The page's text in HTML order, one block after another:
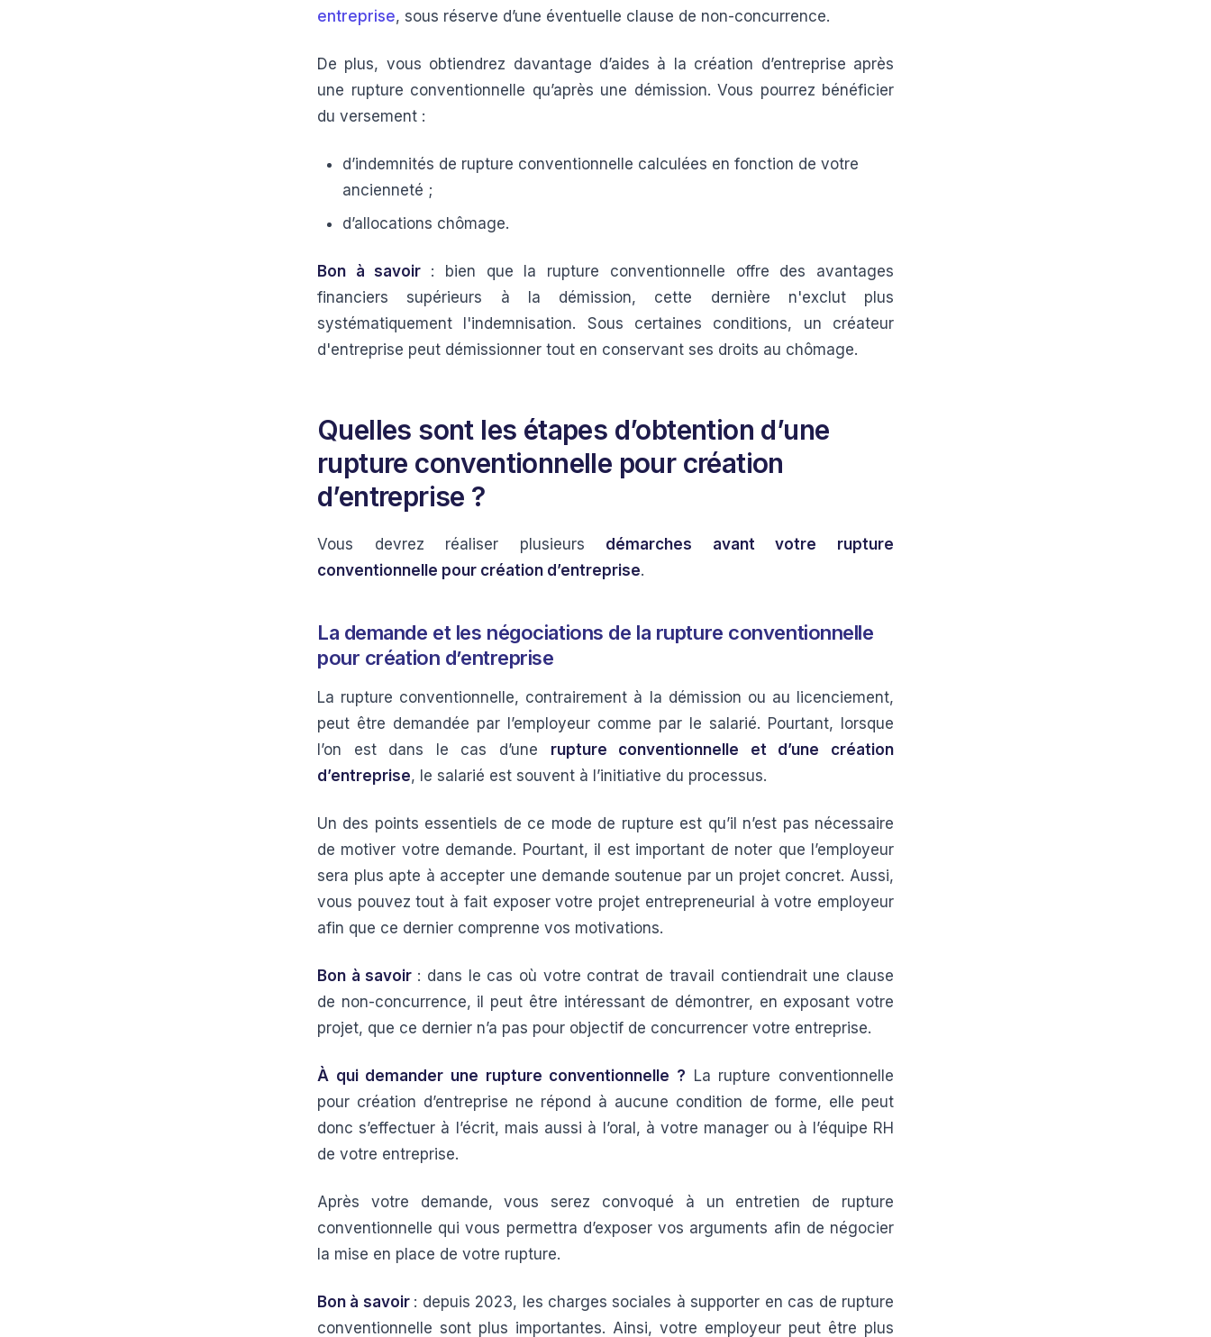
entreprise, sous réserve d’une éventuelle clause de non-concurrence.
De plus, vous obtiendrez davantage d’aides à la création d’entreprise après
une rupture conventionnelle qu’après une démission. Vous pourrez bénéficier
du versement :
d’indemnités de rupture conventionnelle calculées en fonction de votre
ancienneté ;
d’allocations chômage.
Bon à savoir : bien que la rupture conventionnelle offre des avantages
financiers supérieurs à la démission, cette dernière n'exclut plus
systématiquement l'indemnisation. Sous certaines conditions, un créateur
d'entreprise peut démissionner tout en conservant ses droits au chômage.
Quelles sont les étapes d’obtention d’une
rupture conventionnelle pour création
d’entreprise ?
Vous devrez réaliser plusieurs démarches avant votre rupture
conventionnelle pour création d’entreprise.
La demande et les négociations de la rupture conventionnelle
pour création d’entreprise
La rupture conventionnelle, contrairement à la démission ou au licenciement,
peut être demandée par l’employeur comme par le salarié. Pourtant, lorsque
l’on est dans le cas d’une rupture conventionnelle et d’une création
d’entreprise, le salarié est souvent à l’initiative du processus.
Un des points essentiels de ce mode de rupture est qu’il n’est pas nécessaire
de motiver votre demande. Pourtant, il est important de noter que l’employeur
sera plus apte à accepter une demande soutenue par un projet concret. Aussi,
vous pouvez tout à fait exposer votre projet entrepreneurial à votre employeur
afin que ce dernier comprenne vos motivations.
Bon à savoir : dans le cas où votre contrat de travail contiendrait une clause
de non-concurrence, il peut être intéressant de démontrer, en exposant votre
projet, que ce dernier n’a pas pour objectif de concurrencer votre entreprise.
À qui demander une rupture conventionnelle ? La rupture conventionnelle
pour création d’entreprise ne répond à aucune condition de forme, elle peut
donc s’effectuer à l’écrit, mais aussi à l’oral, à votre manager ou à l’équipe RH
de votre entreprise.
Après votre demande, vous serez convoqué à un entretien de rupture
conventionnelle qui vous permettra d’exposer vos arguments afin de négocier
la mise en place de votre rupture.
Bon à savoir : depuis 2023, les charges sociales à supporter en cas de rupture
conventionnelle sont plus importantes. Ainsi, votre employeur peut être plus